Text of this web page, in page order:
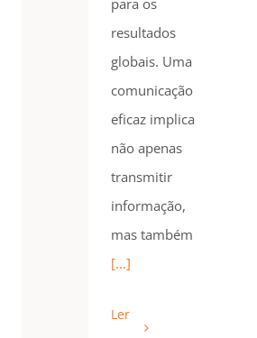
resultados
globais. Uma
comunicação
eficaz implica
não apenas
transmitir
informação,
mas também
[...]
Ler